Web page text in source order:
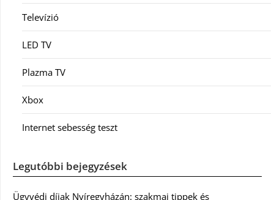
Televízió
LED TV
Plazma TV
Xbox
Internet sebesség teszt
Legutóbbi bejegyzések
Ügyvédi díjak Nyíregyházán: szakmai tippek és